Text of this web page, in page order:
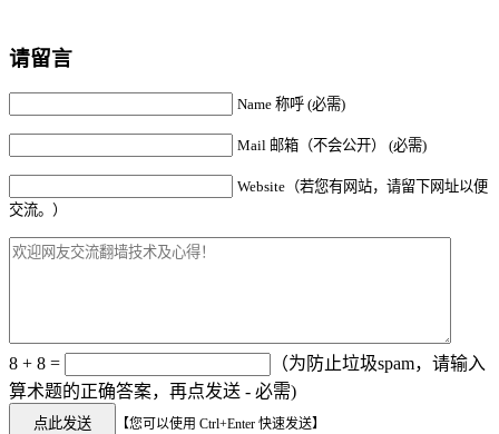
请留言
Name 称呼 (必需)
Mail 邮箱（不会公开） (必需)
Website（若您有网站，请留下网址以便
交流。）
8 + 8 =
（为防止垃圾spam，请输入
算术题的正确答案，再点发送 - 必需)
【您可以使用 Ctrl+Enter 快速发送】